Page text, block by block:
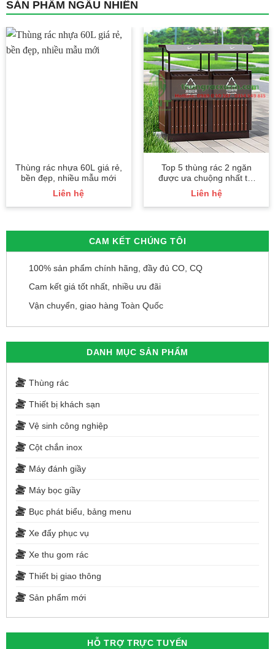
SẢN PHẨM NGẪU NHIÊN
Thùng rác nhựa 60L giá rẻ,
bền đẹp, nhiều mẫu mới
Liên hệ
Top 5 thùng rác 2 ngăn
được ưa chuộng nhất thị
trường
Liên hệ
CAM KẾT CHÚNG TÔI
100% sản phẩm chính hãng, đầy đủ CO, CQ
Cam kết giá tốt nhất, nhiều ưu đãi
Vận chuyển, giao hàng Toàn Quốc
DANH MỤC SẢN PHẨM
Thùng rác
Thiết bị khách sạn
Vệ sinh công nghiệp
Cột chắn inox
Máy đánh giầy
Máy bọc giầy
Bục phát biểu, bảng menu
Xe đẩy phục vụ
Xe thu gom rác
Thiết bị giao thông
Sản phẩm mới
HỖ TRỢ TRỰC TUYẾN